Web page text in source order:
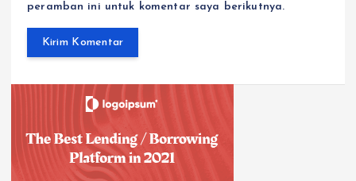
peramban ini untuk komentar saya berikutnya.